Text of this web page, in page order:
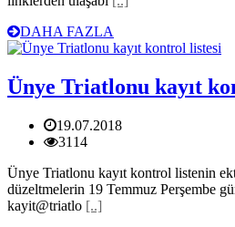
DAHA FAZLA
Ünye Triatlonu kayıt
19.07.2018
3114
Ünye Triatlonu kayıt kontrol listenin ekte
düzeltmelerin 19 Temmuz Perşembe
kayit@triatlo [..]